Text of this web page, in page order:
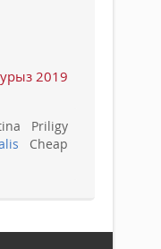
2019
Priligy
Cheap